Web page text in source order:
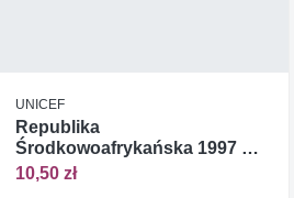
UNICEF
Republika
Środkowoafrykańska 1997 Mi
ark 1836-1838 Czyste **
10,50 zł